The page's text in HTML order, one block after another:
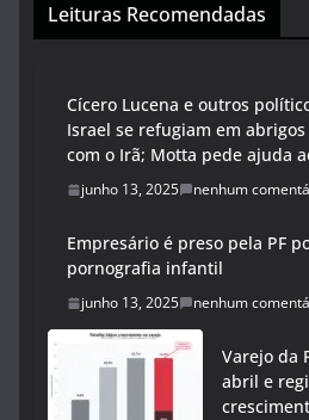
Leituras Recomendadas
Cícero Lucena e outros
Israel se refugiam em
com o Irã; Motta pede ajuda
junho 13, 2025 nenhum
Empresário é preso pela PF
pornografia infantil
junho 13, 2025 nenhum
Varejo da
abril e